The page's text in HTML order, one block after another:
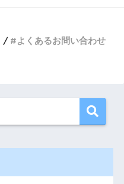
よくあるお問い合わせ